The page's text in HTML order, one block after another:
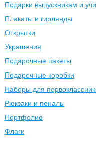
Подарки выпускникам и
Плакаты и гирлянды
Открытки
Украшения
Подарочные пакеты
Подарочные коробки
Наборы для
Рюкзаки и пеналы
Портфолио
Флаги